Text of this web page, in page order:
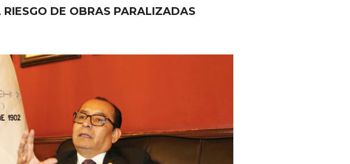
DE OBRAS PARALIZADAS